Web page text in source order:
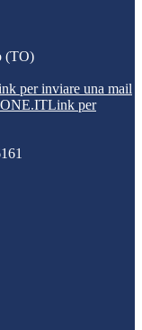
(TO)
per inviare una mail
Link per